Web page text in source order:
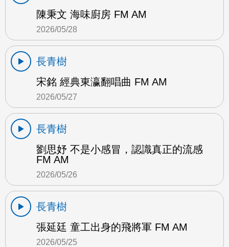
陳秉文 海味廚房 FM AM
2026/05/28
長青樹
宋銘 經典東瀛翻唱曲 FM AM
2026/05/27
長青樹
劉思妤 不是小感冒，認識真正的流感
FM AM
2026/05/26
長青樹
張延廷 童工出身的飛將軍 FM AM
2026/05/25